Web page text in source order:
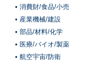
• 消費財/食品/小売
• 産業機械/建設
• 部品/材料/化学
• 医療/バイオ/製薬
• 航空宇宙/防衛